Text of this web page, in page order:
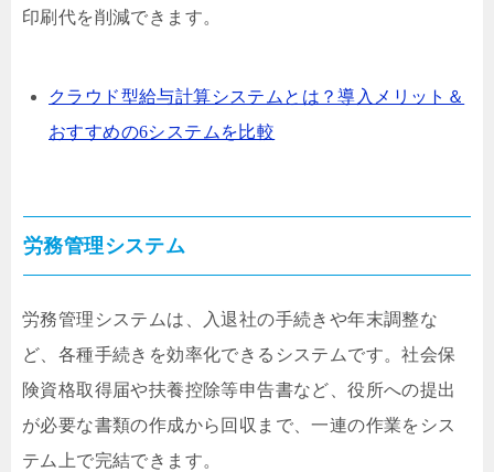
印刷代を削減できます。
クラウド型給与計算システムとは？導入メリット＆
おすすめの6システムを比較
労務管理システム
労務管理システムは、入退社の手続きや年末調整な
ど、各種手続きを効率化できるシステムです。社会保
険資格取得届や扶養控除等申告書など、役所への提出
が必要な書類の作成から回収まで、一連の作業をシス
テム上で完結できます。